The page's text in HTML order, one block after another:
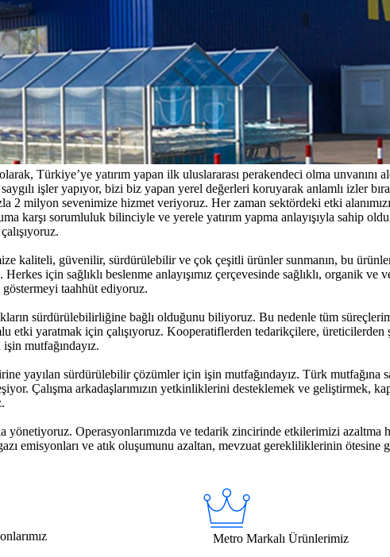
Türkiye’ye yatırım yapan ilk uluslararası perakendeci olma unvanını
işler yapıyor, bizi biz yapan yerel değerleri koruyarak anlamlı izler
2 milyon sevenimize hizmet veriyoruz. Her zaman sektördeki etki
karşı sorumluluk bilinciyle ve yerele yatırım yapma anlayışıyla sahip
kaliteli, güvenilir, sürdürülebilir ve çok çeşitli ürünler sunmanın, bu
için sağlıklı beslenme anlayışımız çerçevesinde sağlıklı, organik ve
taahhüt ediyoruz.
sürdürülebilirliğine bağlı olduğunu biliyoruz. Bu nedenle tüm
etki yaratmak için çalışıyoruz. Kooperatiflerden tedarikçilere, üreticilerden
mutfağındayız.
yayılan sürdürülebilir çözümler için işin mutfağındayız. Türk mutfağına
Çalışma arkadaşlarımızın yetkinliklerini desteklemek ve geliştirmek,
Operasyonlarımızda ve tedarik zincirinde etkilerimizi azaltma
emisyonları ve atık oluşumunu azaltan, mevzuat gerekliliklerinin ötesine
Metro Markalı Ürünlerimiz